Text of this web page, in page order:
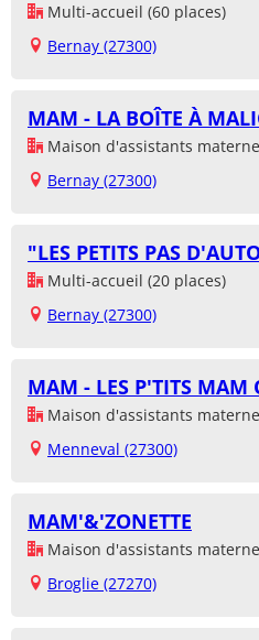
Multi-accueil (60 places)
Bernay (27300)
MAM - LA BOÎTE À
Maison d'assistants
Bernay (27300)
"LES PETITS PAS
Multi-accueil (20 places)
Bernay (27300)
MAM - LES P'TITS MAM
Maison d'assistants
Menneval (27300)
MAM'&'ZONETTE
Maison d'assistants
Broglie (27270)